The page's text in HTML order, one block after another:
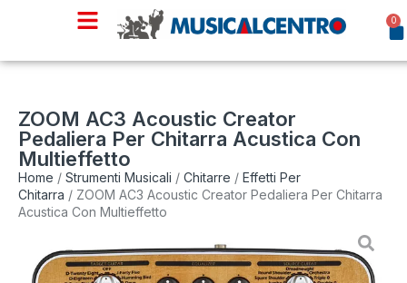
0
ZOOM AC3 Acoustic Creator
Pedaliera Per Chitarra Acustica Con
Multieffetto
Home / Strumenti Musicali / Chitarre / Effetti Per
Chitarra / ZOOM AC3 Acoustic Creator Pedaliera Per Chitarra
Acustica Con Multieffetto